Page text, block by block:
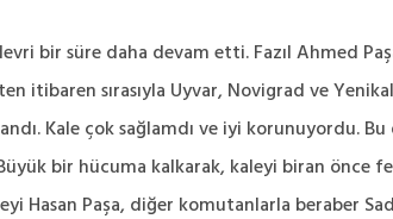
bir süre daha devam etti. Fazıl Ahmed
itibaren sırasıyla Uyvar, Novigrad ve
Kale çok sağlamdı ve iyi korunuyordu. Bu
bir hücuma kalkarak, kaleyi biran önce
Hasan Paşa, diğer komutanlarla beraber